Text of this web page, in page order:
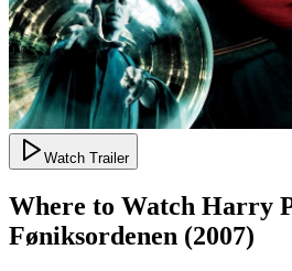
Watch Trailer
Where to Watch Harry
Føniksordenen (2007)